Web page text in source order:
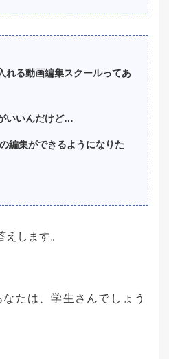
れる動画編集スクールってあ
いいんだけど…
編集ができるようになりた
します。
たは、学生さんでしょう